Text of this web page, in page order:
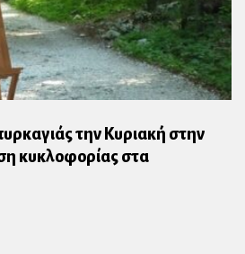
την Κυριακή στην
κυκλοφορίας στα